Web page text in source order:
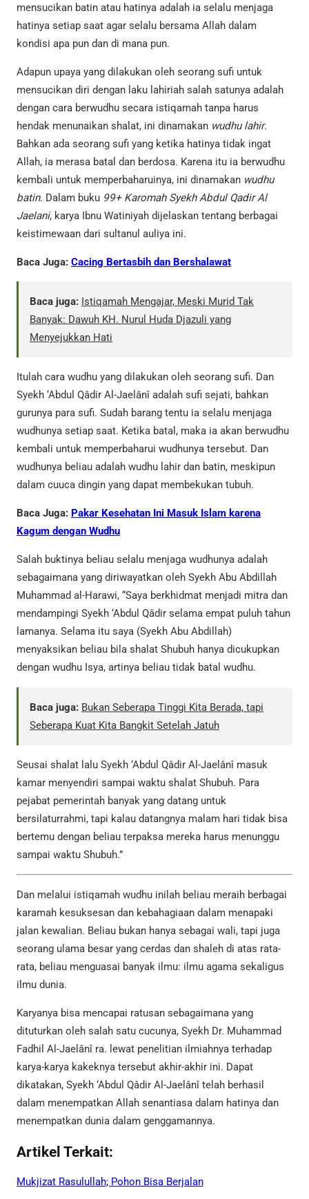
mensucikan batin atau hatinya adalah ia selalu menjaga
hatinya setiap saat agar selalu bersama Allah dalam
kondisi apa pun dan di mana pun.
Adapun upaya yang dilakukan oleh seorang sufi untuk
mensucikan diri dengan laku lahiriah salah satunya adalah
dengan cara berwudhu secara istiqamah tanpa harus
hendak menunaikan shalat, ini dinamakan wudhu lahir.
Bahkan ada seorang sufi yang ketika hatinya tidak ingat
Allah, ia merasa batal dan berdosa. Karena itu ia berwudhu
kembali untuk memperbaharuinya, ini dinamakan wudhu
batin. Dalam buku 99+ Karomah Syekh Abdul Qadir Al
Jaelani, karya Ibnu Watiniyah dijelaskan tentang berbagai
keistimewaan dari sultanul auliya ini.
Baca Juga: Cacing Bertasbih dan Bershalawat
Baca juga: Istiqamah Mengajar, Meski Murid Tak
Banyak: Dawuh KH. Nurul Huda Djazuli yang
Menyejukkan Hati
Itulah cara wudhu yang dilakukan oleh seorang sufi. Dan
Syekh ‘Abdul Qâdir Al-Jaelânî adalah sufi sejati, bahkan
gurunya para sufi. Sudah barang tentu ia selalu menjaga
wudhunya setiap saat. Ketika batal, maka ia akan berwudhu
kembali untuk memperbaharui wudhunya tersebut. Dan
wudhunya beliau adalah wudhu lahir dan batin, meskipun
dalam cuuca dingin yang dapat membekukan tubuh.
Baca Juga: Pakar Kesehatan Ini Masuk Islam karena
Kagum dengan Wudhu
Salah buktinya beliau selalu menjaga wudhunya adalah
sebagaimana yang diriwayatkan oleh Syekh Abu Abdillah
Muhammad al-Harawi, “Saya berkhidmat menjadi mitra dan
mendampingi Syekh ‘Abdul Qâdir selama empat puluh tahun
lamanya. Selama itu saya (Syekh Abu Abdillah)
menyaksikan beliau bila shalat Shubuh hanya dicukupkan
dengan wudhu Isya, artinya beliau tidak batal wudhu.
Baca juga: Bukan Seberapa Tinggi Kita Berada, tapi
Seberapa Kuat Kita Bangkit Setelah Jatuh
Seusai shalat lalu Syekh ‘Abdul Qâdir Al-Jaelânî masuk
kamar menyendiri sampai waktu shalat Shubuh. Para
pejabat pemerintah banyak yang datang untuk
bersilaturrahmi, tapi kalau datangnya malam hari tidak bisa
bertemu dengan beliau terpaksa mereka harus menunggu
sampai waktu Shubuh.”
Dan melalui istiqamah wudhu inilah beliau meraih berbagai
karamah kesuksesan dan kebahagiaan dalam menapaki
jalan kewalian. Beliau bukan hanya sebagai wali, tapi juga
seorang ulama besar yang cerdas dan shaleh di atas rata-
rata, beliau menguasai banyak ilmu: ilmu agama sekaligus
ilmu dunia.
Karyanya bisa mencapai ratusan sebagaimana yang
dituturkan oleh salah satu cucunya, Syekh Dr. Muhammad
Fadhil Al-Jaelânî ra. lewat penelitian ilmiahnya terhadap
karya-karya kakeknya tersebut akhir-akhir ini. Dapat
dikatakan, Syekh ‘Abdul Qâdir Al-Jaelânî telah berhasil
dalam menempatkan Allah senantiasa dalam hatinya dan
menempatkan dunia dalam genggamannya.
Artikel Terkait:
Mukjizat Rasulullah; Pohon Bisa Berjalan